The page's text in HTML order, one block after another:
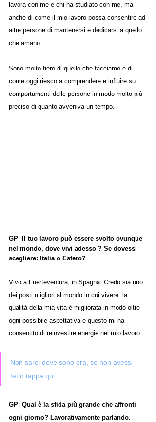
lavora con me e chi ha studiato con me, ma
anche di come il mio lavoro possa consentire ad
altre persone di mantenersi e dedicarsi a quello
che amano.
Sono molto fiero di quello che facciamo e di
come oggi riesco a comprendere e influire sui
comportamenti delle persone in modo molto più
preciso di quanto avveniva un tempo.
GP: Il tuo lavoro può essere svolto ovunque
nel mondo, dove vivi adesso ? Se dovessi
scegliere: Italia o Estero?
Vivo a Fuerteventura, in Spagna. Credo sia uno
dei posti migliori al mondo in cui vivere: la
qualità della mia vita è migliorata in modo oltre
ogni possibile aspettativa e questo mi ha
consentito di reinvestire energie nel mio lavoro.
Non sarei dove sono ora, se non avessi
fatto tappa qui.
GP: Qual è la sfida più grande che affronti
ogni giorno? Lavorativamente parlando.